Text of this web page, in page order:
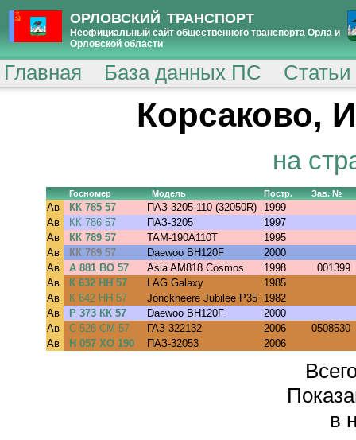
ОРЛОВСКИЙ ТРАНСПОРТ
Неофициальный сайт общественного транспорта Орла и
Орловской области
Главная База данных ПС
Корсаково,
на
Госномер Модель Постр. Зав. №
Ав КК 785 57 ПАЗ-3205-110 (32050R)
1999
Ав
КК 786 57 ПАЗ-3205
1997
Ав
КК 789 57 TAM-190A110T
1995
Ав
КК 789 57 Daewoo BH120F
2000
Ав
А 881 ВО 57 Asia AM818 Cosmos 1998
001399
Ав
К 632 НН 57 LAG Galaxy
1985
Ав
К 642 НН 57 Jonckheere Jubilee P35 1982
Ав
Р 373 КК 57 Daewoo BH120F
2000
Ав
С 528 СМ 57 ГАЗ-322132 2006
0508530
Ав
Н 057 ХО 190 ПАЗ-32053 2006
в